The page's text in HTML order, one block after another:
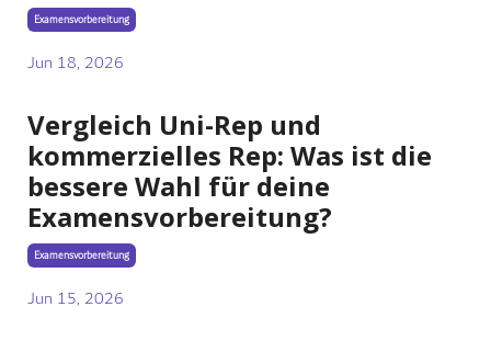
Examensvorbereitung
Jun 18, 2026
Vergleich Uni-Rep und
kommerzielles Rep: Was ist die
bessere Wahl für deine
Examensvorbereitung?
Examensvorbereitung
Jun 15, 2026